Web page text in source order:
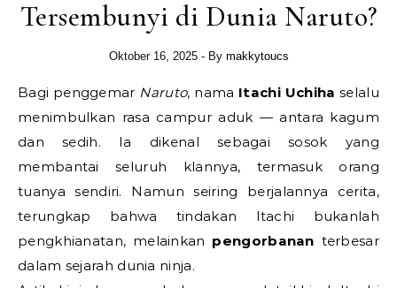
Tersembunyi di Dunia Naruto?
Oktober 16, 2025 - By makkytoucs
Bagi penggemar Naruto, nama Itachi Uchiha selalu
menimbulkan rasa campur aduk — antara kagum
dan sedih. Ia dikenal sebagai sosok yang
membantai seluruh klannya, termasuk orang
tuanya sendiri. Namun seiring berjalannya cerita,
terungkap bahwa tindakan Itachi bukanlah
pengkhianatan, melainkan pengorbanan terbesar
dalam sejarah dunia ninja.